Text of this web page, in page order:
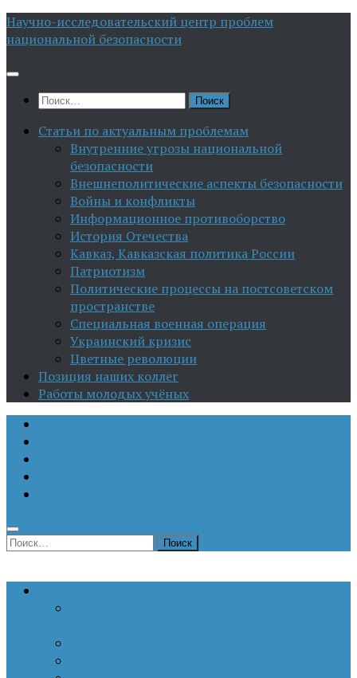
Перейти
к
Научно-исследовательский центр проблем
национальной безопасности
Найти:
Статьи по актуальным проблемам
Внутренние угрозы национальной
безопасности
Внешнеполитические аспекты безопасности
Войны и конфликты
Информационное противоборство
История Отечества
Кавказ, Кавказская политика России
Патриотизм
Политические процессы на постсоветском
пространстве
Специальная военная операция
Украинский кризис
Цветные революции
Позиция наших коллег
Работы молодых учёных
Найти: